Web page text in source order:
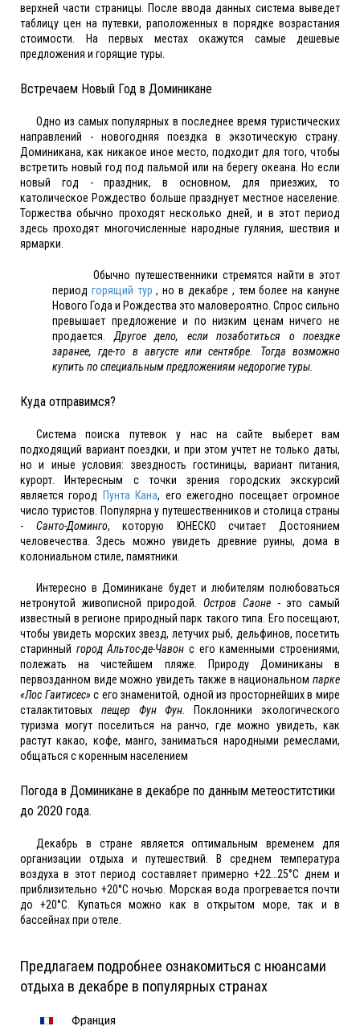
верхней части страницы. После ввода данных система выведет
таблицу цен на путевки, раположенных в порядке возрастания
стоимости. На первых местах окажутся самые дешевые
предложения и горящие туры.
Встречаем Новый Год в Доминикане
Одно из самых популярных в последнее время туристических
направлений - новогодняя поездка в экзотическую страну.
Доминикана, как никакое иное место, подходит для того, чтобы
встретить новый год под пальмой или на берегу океана. Но если
новый год - праздник, в основном, для приезжих, то
католическое Рождество больше празднует местное население.
Торжества обычно проходят несколько дней, и в этот период
здесь проходят многочисленные народные гуляния, шествия и
ярмарки.
Обычно путешественники стремятся найти в этот
период горящий тур , но в декабре , тем более на кануне
Нового Года и Рождества это маловероятно. Спрос сильно
превышает предложение и по низким ценам ничего не
продается. Другое дело, если позаботиться о поездке
заранее, где-то в августе или сентябре. Тогда возможно
купить по специальным предложениям недорогие туры.
Куда отправимся?
Система поиска путевок у нас на сайте выберет вам
подходящий вариант поездки, и при этом учтет не только даты,
но и иные условия: звездность гостиницы, вариант питания,
курорт. Интересным с точки зрения городских экскурсий
является город
Пунта Кана, его ежегодно посещает огромное
число туристов. Популярна у путешественников и столица страны
- Санто-Доминго, которую ЮНЕСКО считает Достоянием
человечества. Здесь можно увидеть древние руины, дома в
колониальном стиле, памятники.
Интересно в Доминикане будет и любителям полюбоваться
нетронутой живописной природой.Остров Саоне- это самый
известный в регионе природный парк такого типа. Его посещают,
чтобы увидеть морских звезд, летучих рыб, дельфинов, посетить
старинный город Альтос-де-Чавон с его каменными строениями,
полежать на чистейшем пляже. Природу Доминиканы в
первозданном виде можно увидеть также в национальном парке
«Лос Гаитисес» с его знаменитой, одной из просторнейших в мире
сталактитовых пещер Фун Фун . Поклонники экологического
туризма могут поселиться на ранчо, где можно увидеть, как
растут какао, кофе, манго, заниматься народными ремеслами,
общаться с коренным населением
Погода в Доминикане в декабре по данным метеоститстики
до 2020 года.
Декабрь в стране является оптимальным временем для
организации отдыха и путешествий. В среднем температура
воздуха в этот период составляет примерно +22…25°С днем и
приблизительно +20°С ночью. Морская вода прогревается почти
до +20°С. Купаться можно как в открытом море, так и в
бассейнах при отеле.
Предлагаем подробнее ознакомиться с нюансами
отдыха в декабре в популярных странах
Франция